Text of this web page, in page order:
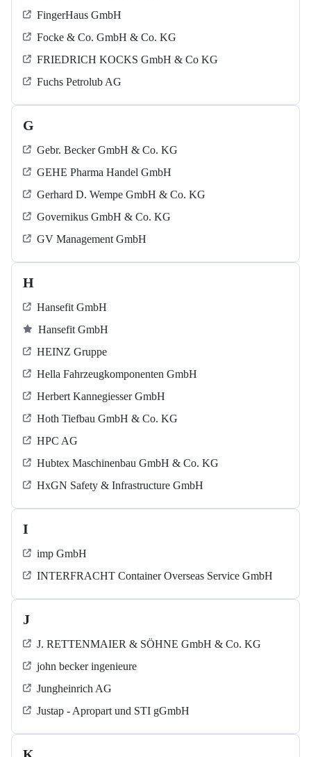
FingerHaus GmbH
Focke & Co. GmbH & Co. KG
FRIEDRICH KOCKS GmbH & Co KG
Fuchs Petrolub AG
G
Gebr. Becker GmbH & Co. KG
GEHE Pharma Handel GmbH
Gerhard D. Wempe GmbH & Co. KG
Governikus GmbH & Co. KG
GV Management GmbH
H
Hansefit GmbH
Hansefit GmbH
HEINZ Gruppe
Hella Fahrzeugkomponenten GmbH
Herbert Kannegiesser GmbH
Hoth Tiefbau GmbH & Co. KG
HPC AG
Hubtex Maschinenbau GmbH & Co. KG
HxGN Safety & Infrastructure GmbH
I
imp GmbH
INTERFRACHT Container Overseas Service GmbH
J
J. RETTENMAIER & SÖHNE GmbH & Co. KG
john becker ingenieure
Jungheinrich AG
Justap - Apropart und STI gGmbH